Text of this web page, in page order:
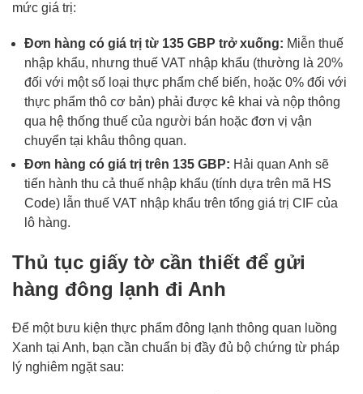
mức giá trị:
Đơn hàng có giá trị từ 135 GBP trở xuống: Miễn thuế
nhập khẩu, nhưng thuế VAT nhập khẩu (thường là 20%
đối với một số loại thực phẩm chế biến, hoặc 0% đối với
thực phẩm thô cơ bản) phải được kê khai và nộp thông
qua hệ thống thuế của người bán hoặc đơn vị vận
chuyển tại khâu thông quan.
Đơn hàng có giá trị trên 135 GBP: Hải quan Anh sẽ
tiến hành thu cả thuế nhập khẩu (tính dựa trên mã HS
Code) lẫn thuế VAT nhập khẩu trên tổng giá trị CIF của
lô hàng.
Thủ tục giấy tờ cần thiết để gửi
hàng đông lạnh đi Anh
Để một bưu kiện thực phẩm đông lạnh thông quan luồng
Xanh tại Anh, bạn cần chuẩn bị đầy đủ bộ chứng từ pháp
lý nghiêm ngặt sau: